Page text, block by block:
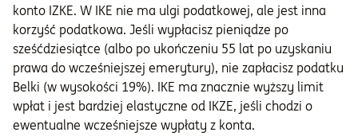
konto IZKE. W IKE nie ma ulgi podatkowej, ale jest inna
korzyść podatkowa. Jeśli wypłacisz pieniądze po
sześćdziesiątce (albo po ukończeniu 55 lat po uzyskaniu
prawa do wcześniejszej emerytury), nie zapłacisz podatku
Belki (w wysokości 19%). IKE ma znacznie wyższy limit
wpłat i jest bardziej elastyczne od IKZE, jeśli chodzi o
ewentualne wcześniejsze wypłaty z konta.